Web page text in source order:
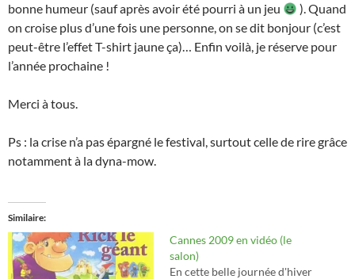
bonne humeur (sauf après avoir été pourri à un jeu
). Quand
on croise plus d’une fois une personne, on se dit bonjour (c’est
peut-être l’effet T-shirt jaune ça)… Enfin voilà, je réserve pour
l’année prochaine !
Merci à tous.
Ps : la crise n’a pas épargné le festival, surtout celle de rire grâce
notamment à la dyna-mow.
Similaire
Cannes 2009 en vidéo (le
salon)
En cette belle journée d'hiver